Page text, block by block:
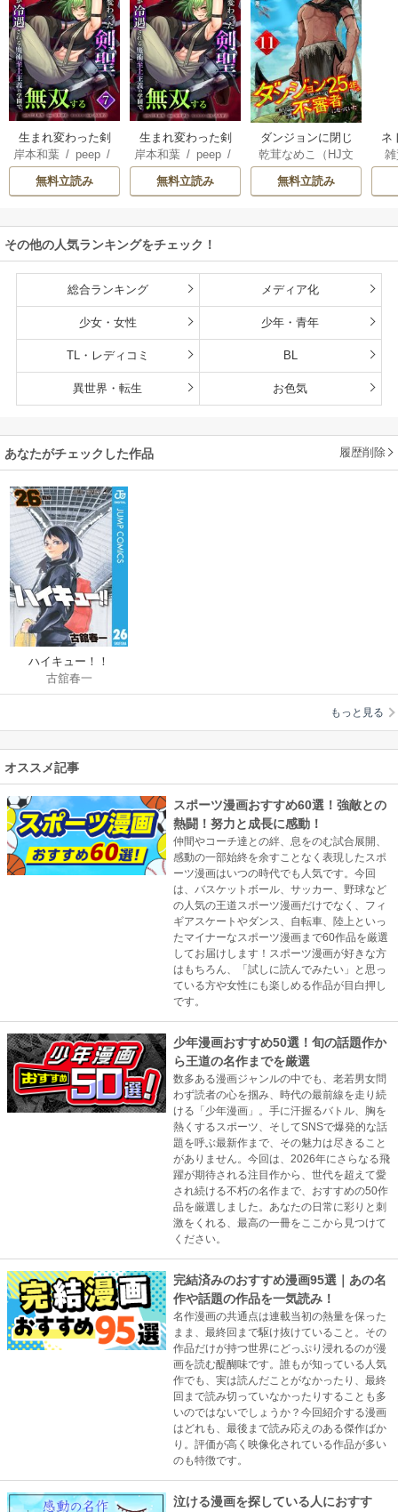
生まれ変わった剣
聖、剣士が冷遇さ
れる魔術至上主義
の学園で無双する
岸本和葉/ peep/
染野静也/桑島黎
/taskey STUDI
無料立読み
生まれ変わった剣
聖、剣士が冷遇さ
れる魔術至上主義
の学園で無双する
岸本和葉/ peep/
染野静也/桑島黎
/taskey STUDI
無料立読み
ダンジョンに閉じ
込められて25年。
救出されたときに
は立派な不審者に
版】
乾茸なめこ（HJ文
庫／ホビージャパ
ン刊）/御手洗太
無料立読み
ネ
界
こ
その他の人気ランキングをチェック！
総合ランキング メディア化
少女・女性 少年・青年
TL・レディコミ BL
異世界・転生 お色気
あなたがチェックした作品 履歴削除
ハイキュー！！
古舘春一
もっと見る
オススメ記事
スポーツ漫画おすすめ60選！強敵との
熱闘！努力と成長に感動！
仲間やコーチ達との絆、息をのむ試合展開、
感動の一部始終を余すことなく表現したスポ
ーツ漫画はいつの時代でも人気です。今回
は、バスケットボール、サッカー、野球など
の人気の王道スポーツ漫画だけでなく、フィ
ギアスケートやダンス、自転車、陸上といっ
たマイナーなスポーツ漫画まで60作品を厳選
してお届けします！スポーツ漫画が好きな方
はもちろん、「試しに読んでみたい」と思っ
ている方や女性にも楽しめる作品が目白押し
です。
少年漫画おすすめ50選！旬の話題作か
ら王道の名作までを厳選
数多ある漫画ジャンルの中でも、老若男女問
わず読者の心を掴み、時代の最前線を走り続
ける「少年漫画」。手に汗握るバトル、胸を
熱くするスポーツ、そしてSNSで爆発的な話
題を呼ぶ最新作まで、その魅力は尽きること
がありません。今回は、2026年にさらなる飛
躍が期待される注目作から、世代を超えて愛
され続ける不朽の名作まで、おすすめの50作
品を厳選しました。あなたの日常に彩りと刺
激をくれる、最高の一冊をここから見つけて
ください。
完結済みのおすすめ漫画95選｜あの名
作や話題の作品を一気読み！
名作漫画の共通点は連載当初の熱量を保った
まま、最終回まで駆け抜けていること。その
作品だけが持つ世界にどっぷり浸れるのが漫
画を読む醍醐味です。誰もが知っている人気
作でも、実は読んだことがなかったり、最終
回まで読み切っていなかったりすることも多
いのではないでしょうか？今回紹介する漫画
はどれも、最後まで読み応えのある傑作ばか
り。評価が高く映像化されている作品が多い
のも特徴です。
泣ける漫画を探している人におすす